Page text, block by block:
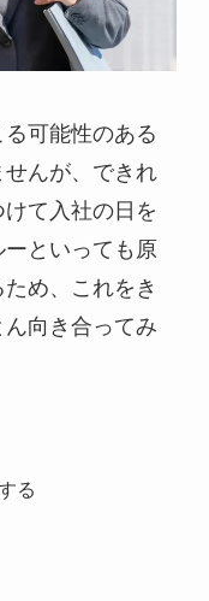
可能性のある
んが、できれ
て入社の日を
といっても原
め、これをき
向き合ってみ
る